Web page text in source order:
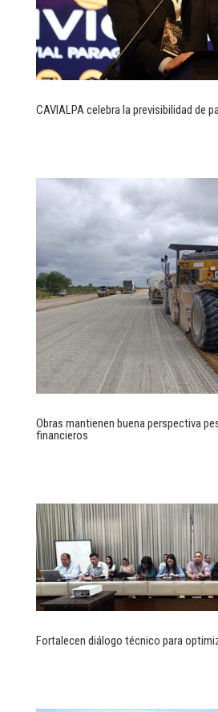
CAVIALPA celebra la previsibilidad de
Obras mantienen buena perspectiva
financieros
Fortalecen diálogo técnico para